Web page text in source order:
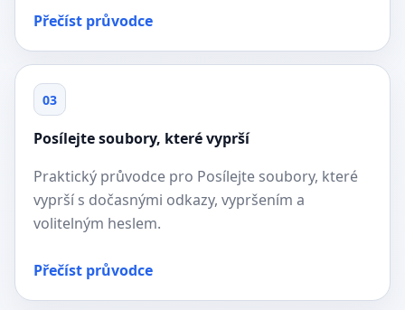
Přečíst průvodce
03
Posílejte soubory, které vyprší
Praktický průvodce pro Posílejte soubory, které
vyprší s dočasnými odkazy, vypršením a
volitelným heslem.
Přečíst průvodce